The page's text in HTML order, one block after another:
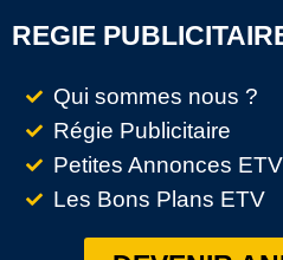
REGIE
Qui sommes nous ?
Régie Publicitaire
Petites Annonces ETV
Les Bons Plans ETV